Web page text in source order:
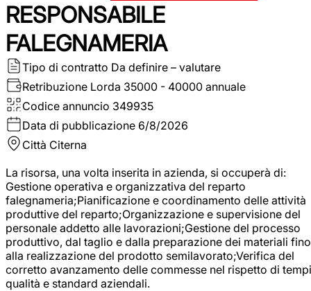
RESPONSABILE
FALEGNAMERIA
Tipo di contratto Da definire – valutare
Retribuzione Lorda 35000 - 40000 annuale
Codice annuncio 349935
Data di pubblicazione 6/8/2026
Città Citerna
La risorsa, una volta inserita in azienda, si occuperà di:
Gestione operativa e organizzativa del reparto
falegnameria;Pianificazione e coordinamento delle attività
produttive del reparto;Organizzazione e supervisione del
personale addetto alle lavorazioni;Gestione del processo
produttivo, dal taglio e dalla preparazione dei materiali fino
alla realizzazione del prodotto semilavorato;Verifica del
corretto avanzamento delle commesse nel rispetto di
qualità e standard aziendali.